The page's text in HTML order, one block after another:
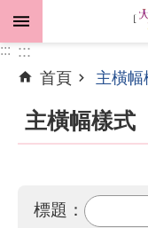
跳到主要內容區塊
進
搜
尋
::: :::
首頁
主橫幅
主橫幅樣式
標題：